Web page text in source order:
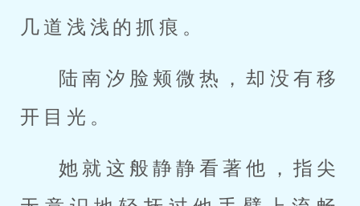
几道浅浅的抓痕。
陆南汐脸颊微热，却没有移
开目光。
她就这般静静看著他，指尖